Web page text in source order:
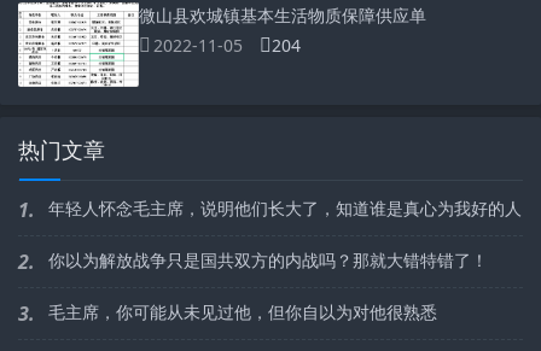
微山县欢城镇基本生活物质保障供应单
2022-11-05
204
热门文章
1. 年轻人怀念毛主席，说明他们长大了，知道谁是真心为我好的人
2. 你以为解放战争只是国共双方的内战吗？那就大错特错了！
3. 毛主席，你可能从未见过他，但你自以为对他很熟悉